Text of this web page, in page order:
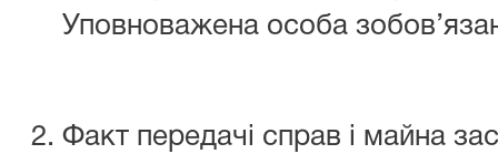
Уповноважена особа
Факт передачі справ і майна